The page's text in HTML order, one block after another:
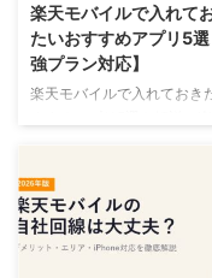
楽天モバイルで入れて
たいおすすめアプリ5
強プラン対応】
楽天モバイルで入れておき
順・注意点を詳しく説明し